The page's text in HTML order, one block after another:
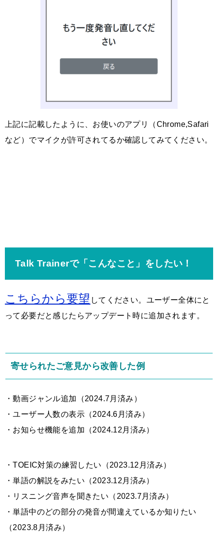
上記に記載したように、 お使いのアプリ（Chrome,Safari
など）でマイクが許可されてるか確認してみてください。
Talk Trainerで「こんなこと」をしたい！
こちらから要望 してください。ユーザー全体にと
って必要だと感じたらアップデート時に追加されます。
寄せられたご意見から改善した例
・動画ジャンル追加（2024.7月済み）
・ユーザー人数の表示（2024.6月済み）
・お知らせ機能を追加（2024.12月済み）
・TOEIC対策の練習し たい（2023.12月済み）
・単語の解説をみたい（2023.12月済み）
・リスニング音声を聞きたい（2023.7月済み）
・単語中のどの部分の発音が間違えているか知りたい
（2023.8月済み）